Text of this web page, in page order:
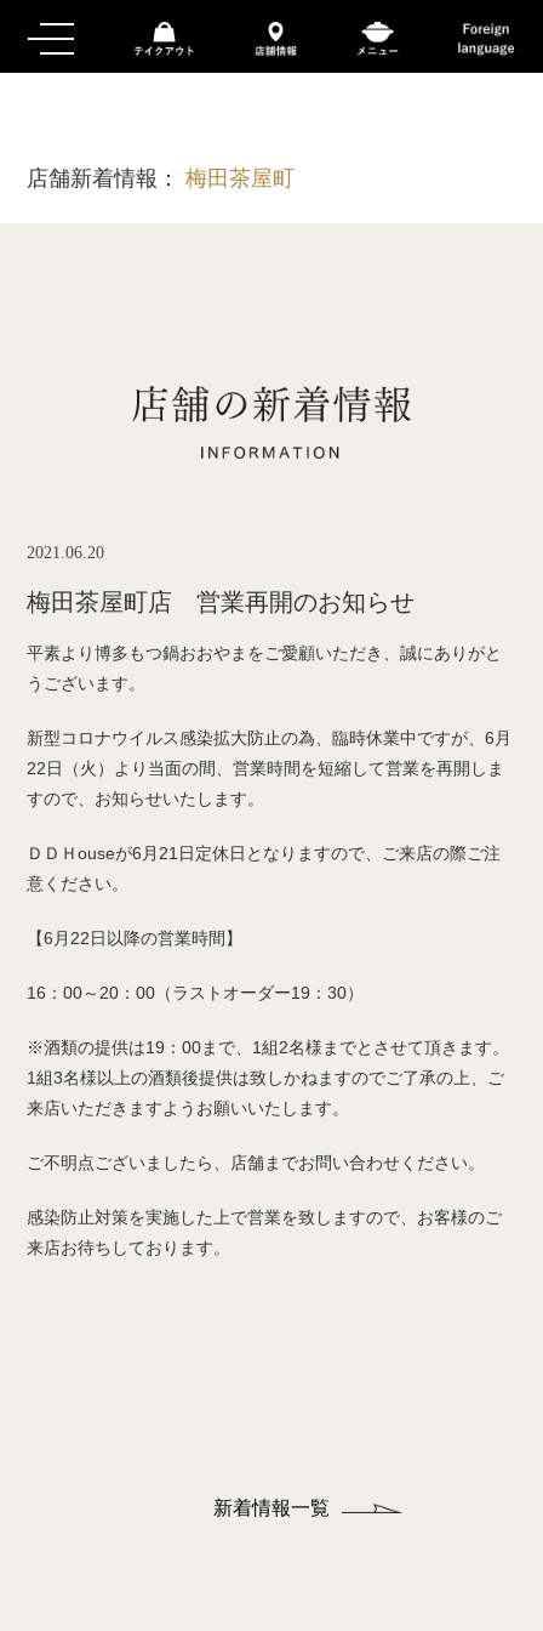
店舗新着情報：梅田茶屋町
2021.06.20
梅田茶屋町店 営業再開のお知らせ
平素より博多もつ鍋おおやまをご愛顧いただき、誠にありがと
うございます。
新型コロナウイルス感染拡大防止の為、臨時休業中ですが、6月
22日（火）より当面の間、営業時間を短縮して営業を再開しま
すので、お知らせいたします。
ＤＤＨouseが6月21日定休日となりますので、ご来店の際ご注
意ください。
【6月22日以降の営業時間】
16：00～20：00（ラストオーダー19：30）
※酒類の提供は19：00まで、1組2名様までとさせて頂きます。
1組3名様以上の酒類後提供は致しかねますのでご了承の上、ご
来店いただきますようお願いいたします。
ご不明点ございましたら、店舗までお問い合わせください。
感染防止対策を実施した上で営業を致しますので、お客様のご
来店お待ちしております。
新着情報一覧